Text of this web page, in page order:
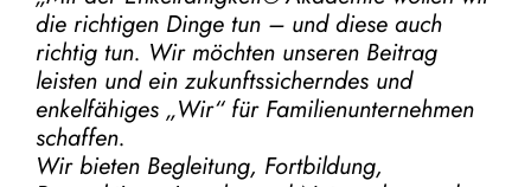
die richtigen Dinge tun – und diese auch
richtig tun. Wir möchten unseren Beitrag
leisten und ein zukunftssicherndes und
enkelfähiges „Wir“ für Familienunternehmen
schaffen.
Wir bieten Begleitung, Fortbildung,